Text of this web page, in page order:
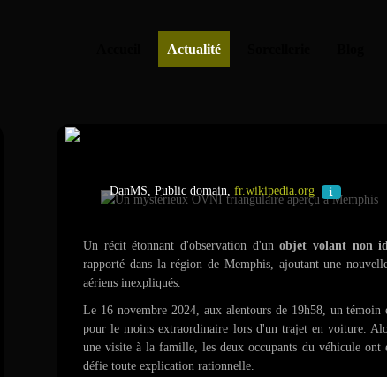
Actualité
DanMS, Public domain, fr.wikipedia.org
Un récit étonnant d'observation d'unobjet volant non
rapporté dans la région de Memphis, ajoutant une
aériens inexpliqués.
Le 16 novembre 2024, aux alentours de 19h58, un
pour le moins extraordinaire lors d'un trajet en voiture.
une visite à la famille, les deux occupants du véhicule ont
défie toute explication rationnelle.